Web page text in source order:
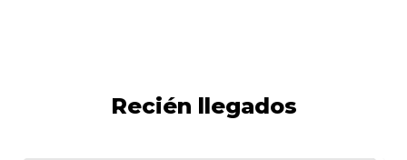
Recién llegados